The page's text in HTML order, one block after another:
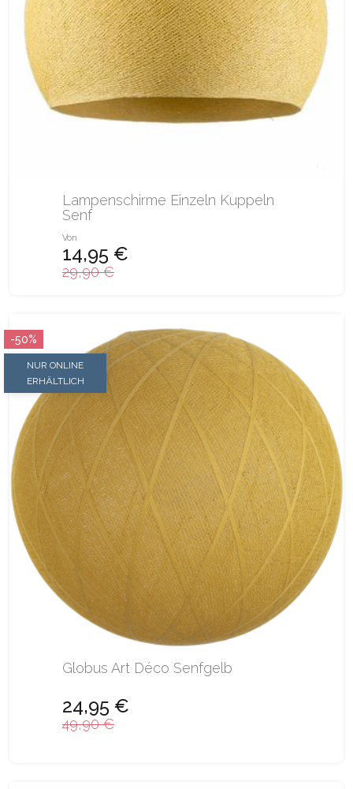
Lampenschirme Einzeln Kuppeln
Senf
Von
14,95 €
29,90 €
NUR ONLINE
ERHÄLTLICH
-50%
Globus Art Déco Senfgelb
24,95 €
49,90 €